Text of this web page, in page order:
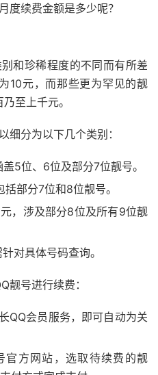
度续费金额是多少呢？
和珍稀程度的不同而有所差
10元，而那些更为罕见的靓
至上千元。
细分为以下几个类别：
5位、6位及部分7位靓号。
部分7位和8位靓号。
，涉及部分8位及所有9位靓
对具体号码查询。
靓号进行续费：
QQ会员服务，即可自动为关
官方网站，选取待续费的靓